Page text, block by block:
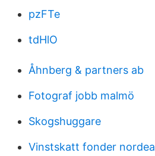
pzFTe
tdHlO
Åhnberg & partners ab
Fotograf jobb malmö
Skogshuggare
Vinstskatt fonder nordea